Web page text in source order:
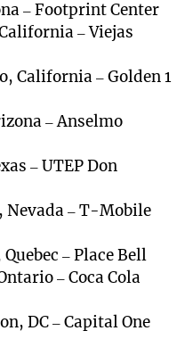
– Footprint Center
– Viejas
California – Golden 1
– Anselmo
– UTEP Don
Nevada – T-Mobile
– Place Bell
– Coca Cola
DC – Capital One